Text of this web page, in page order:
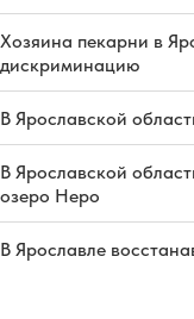
Хозяина пекарни в
дискриминацию
В Ярославской
В Ярославской
озеро Неро
В Ярославле